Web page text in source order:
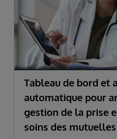
Tableau de bord et
automatique pour
gestion de la prise
soins des mutuelles